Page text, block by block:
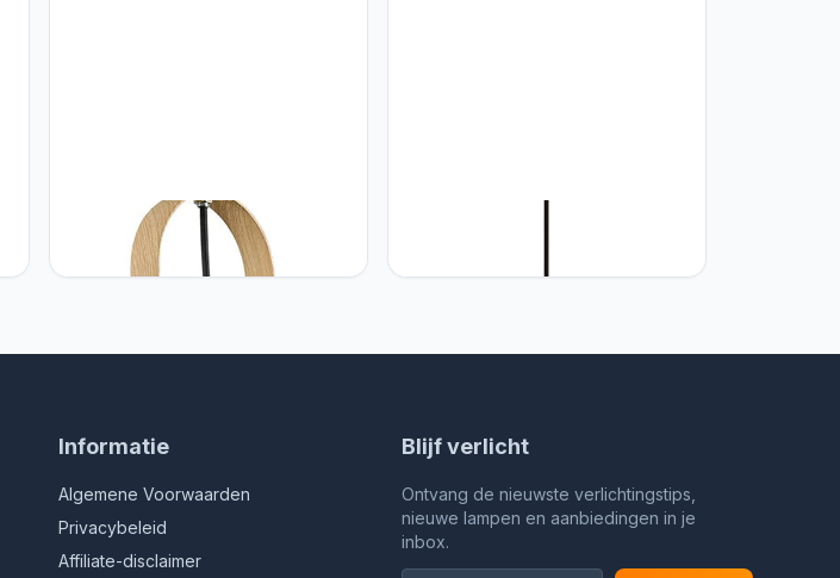
CHUNGYANG Interieurdecoratie
Kroonluchter Lampenkap, Hanglamp
Van Geborsteld Nikkel In
Japanse Stijl Natuurlijke Enkele Kop
Informatie
Algemene Voorwaarden
Privacybeleid
Affiliate-disclaimer
Blijf verlicht
Ontvang de nieuwste verlichtingstips,
nieuwe lampen en aanbiedingen in je
inbox.